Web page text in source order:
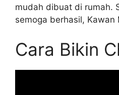
mudah dibuat di rumah.
semoga berhasil, Kawan
Cara Bikin